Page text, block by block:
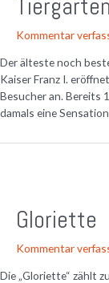
Kommentar
Der älteste noch
Kaiser Franz I.
Besucher an. Bereits
damals eine
Gloriette
Kommentar
Die „Gloriette“ zählt